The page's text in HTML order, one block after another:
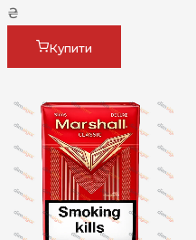
₴
Купити